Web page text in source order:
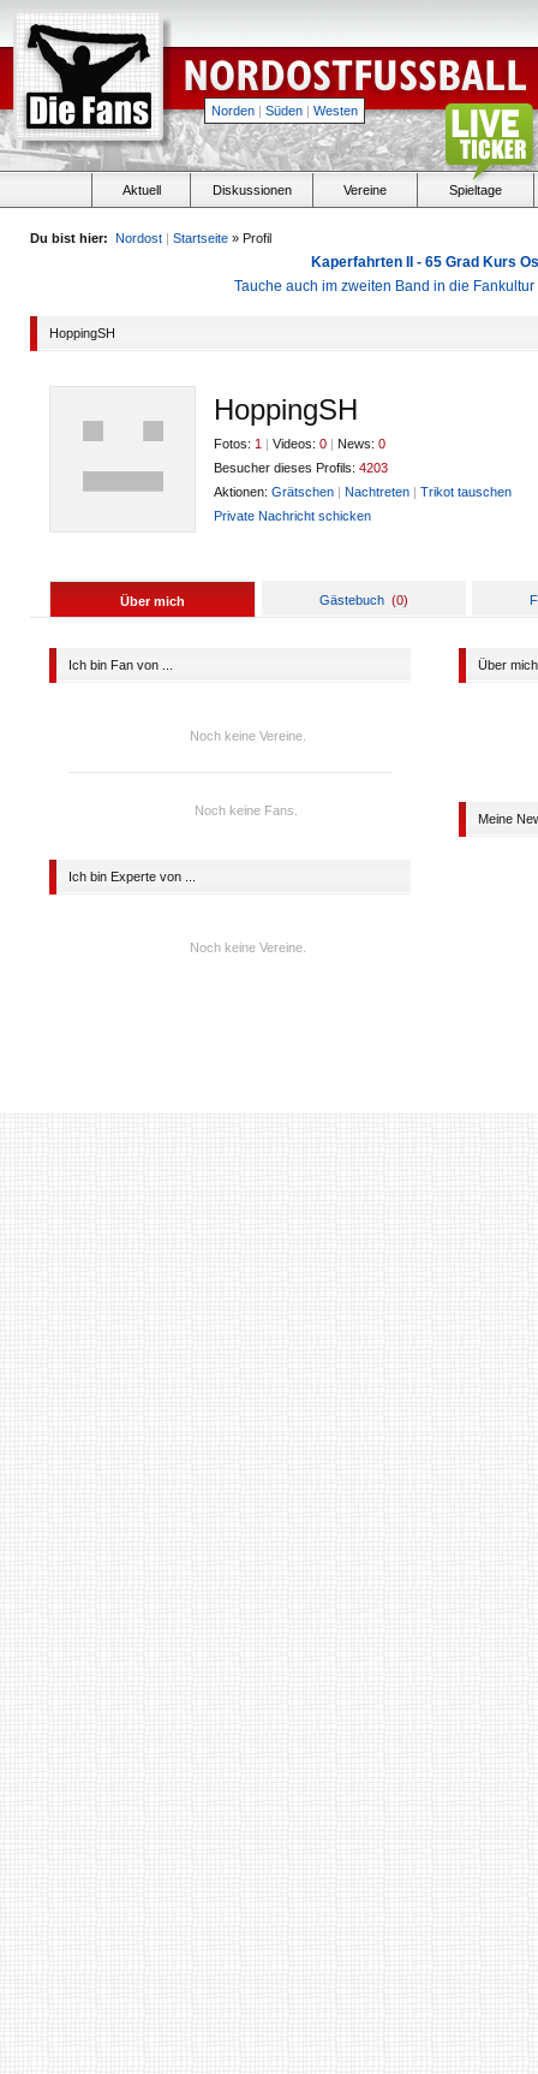
Norden | Süden | Westen
Aktuell Diskussionen Vereine Spieltage
Du bist hier: Nordost | Startseite » Profil
Kaperfahrten II - 65 Grad Kurs
Tauche auch im zweiten Band in die
HoppingSH
HoppingSH
Fotos: 1 | Videos: 0 | News: 0
Besucher dieses Profils: 4203
Aktionen: Grätschen | Nachtreten | Trikot tauschen
Private Nachricht schicken
Über mich Gästebuch (0)
Ich bin Fan von ...
Noch keine Vereine.
Noch keine Fans.
Ich bin Experte von ...
Noch keine Vereine.
Über mich
Meine